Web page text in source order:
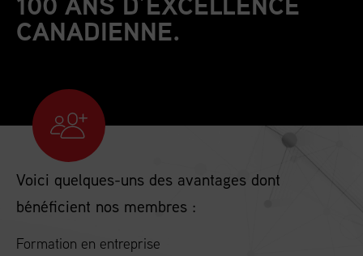
CANADIENNE.
Voici quelques-uns des avantages dont
bénéficient nos membres :
Formation en entreprise